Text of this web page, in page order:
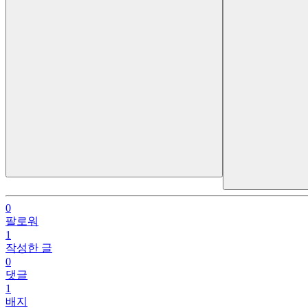
0
팔로워
1
작성한 글
0
댓글
1
배지